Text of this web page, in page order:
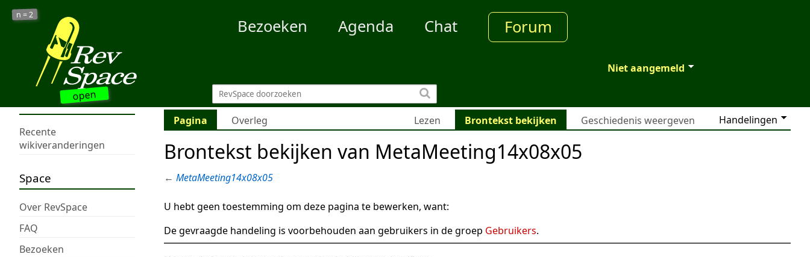
open
n =2
Bezoeken Agenda Chat Forum
Niet aangemeld
Recente
wikiveranderingen
Space
Over RevSpace
FAQ
Bezoeken
Pagina Overleg Handelingen
Lezen Brontekst bekijken Geschiedenis weergeven
Brontekst bekijken van MetaMeeting14x08x05
← MetaMeeting14x08x05
U hebt geen toestemming om deze pagina te bewerken, want:
De gevraagde handeling is voorbehouden aan gebruikers in de groep Gebruikers.